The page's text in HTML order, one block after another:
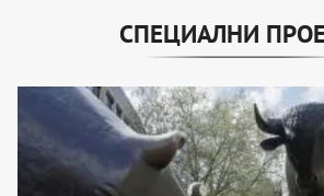
СПЕЦИАЛНИ